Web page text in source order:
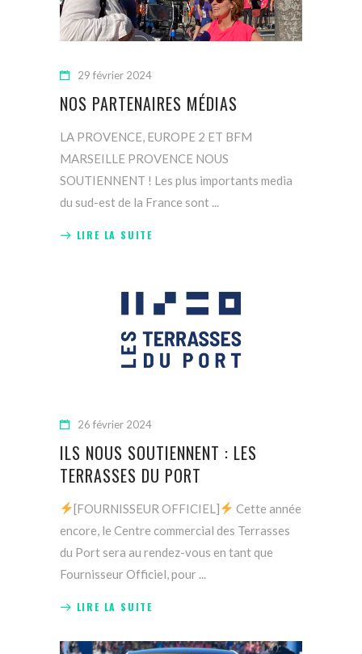
29 février 2024
NOS PARTENAIRES MÉDIAS
LA PROVENCE, EUROPE 2 ET BFM
MARSEILLE PROVENCE NOUS
SOUTIENNENT ! Les plus importants media
du sud-est de la France sont
LIRE LA SUITE
26 février 2024
ILS NOUS SOUTIENNENT : LES
TERRASSES DU PORT
[FOURNISSEUR OFFICIEL]
Cette année
encore, le Centre commercial des Terrasses
du Port sera au rendez-vous en tant que
Fournisseur Officiel, pour
LIRE LA SUITE